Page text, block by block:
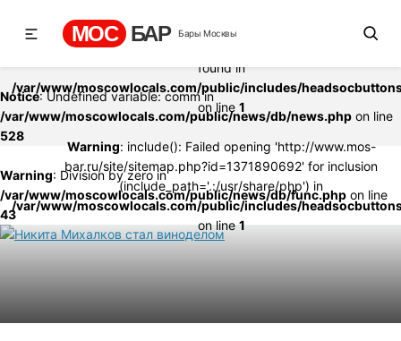
МОС БАР Бары Москвы
Notice: Undefined variable: comm in
/var/www/moscowlocals.com/public/news/db/news.php on line
528
Warning: include(http://www.mos-bar.ru/site/sitemap.php?
id=1371890692): failed to open stream: no suitable wrapper
found in
/var/www/moscowlocals.com/public/includes/
on line 1
Warning: include(): Failed opening 'http://www.mos-
bar.ru/site/sitemap.php?id=1371890692' for inclusion
(include_path='.:/usr/share/php') in
/var/www/moscowlocals.com/public/includes/
on line1
Warning: Division by zero in
/var/www/moscowlocals.com/public/news/db/func.php on line
43